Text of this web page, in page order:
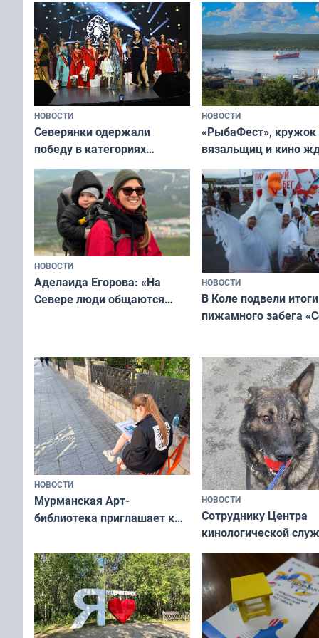
НОВОСТИ
Северянки одержали
победу в категориях
всероссийского конкурса
«Мисс и Миссис Великая
Русь»
НОВОСТИ
«РыбаФест», кружок
вязальщиц и кино
мурманчан в эти
НОВОСТИ
Аделаида Егорова: «На
Севере люди общаются
НОВОСТИ
В Коле подвели итоги
пижамного забега
НОВОСТИ
Мурманская Арт-
библиотека приглашает к
и фотографов
НОВОСТИ
Сотруднику Центра
кинологической
ищут новый дом